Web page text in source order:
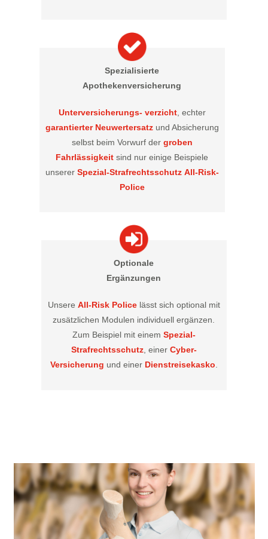
Spezialisierte
Apothekenversicherung
Unterversicherungs- verzicht, echter
garantierter Neuwertersatzund Absicherung
selbst beim Vorwurf der groben
Fahrlässigkeit sind nur einige Beispiele
unserer Spezial-Strafrechtsschutz All-Risk-
Police
Optionale
Ergänzungen
Unsere All-Risk Policelässt sich optional mit
zusätzlichen Modulen individuell ergänzen.
Zum Beispiel mit einem Spezial-
Strafrechtsschutz, einer Cyber-
Versicherung und einer Dienstreisekasko